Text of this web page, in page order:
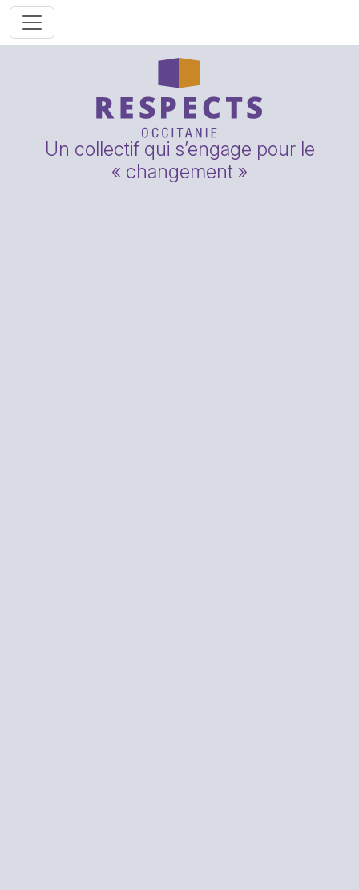
Un collectif qui s’engage pour le
« changement »